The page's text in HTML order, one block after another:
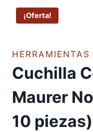
¡Oferta!
Cuchilla
Maurer
10 piezas)